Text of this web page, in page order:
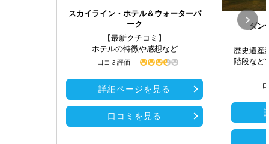
スカイライン・ホテル＆ウォーターパ
ーク
【最新クチコミ】
ホテルの特徴や感想など
口コミ評価
詳細ページを見る
口コミを見る
ダン
歴史遺産
階段など